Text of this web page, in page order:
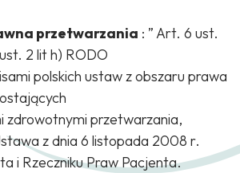
przetwarzania : ” Art. 6 ust.
2 lit h) RODO
polskich ustaw z obszaru prawa
zdrowotnymi przetwarzania,
z dnia 6 listopada 2008 r.
i Rzeczniku Praw Pacjenta.